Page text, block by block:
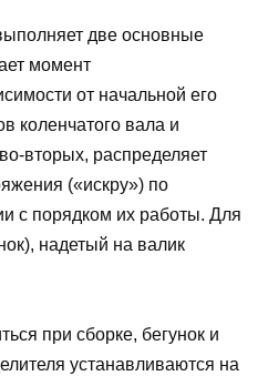
две основные
момент
от начальной его
коленчатого вала и
вторых, распределяет
(«искру») по
с порядком их работы. Для
надетый на валик
при сборке, бегунок и
устанавливаются на